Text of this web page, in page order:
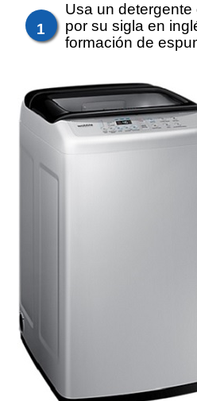
1
Usa un
por su sigla en
formación de